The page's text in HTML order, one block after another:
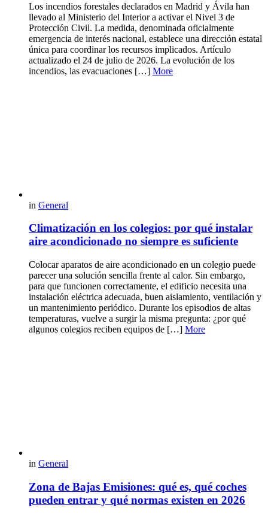
Los incendios forestales declarados en Madrid y Ávila han
llevado al Ministerio del Interior a activar el Nivel 3 de
Protección Civil. La medida, denominada oficialmente
emergencia de interés nacional, establece una dirección estatal
única para coordinar los recursos implicados. Artículo
actualizado el 24 de julio de 2026. La evolución de los
incendios, las evacuaciones […] More
in General
Climatización en los colegios: por qué instalar
aire acondicionado no siempre es suficiente
Colocar aparatos de aire acondicionado en un colegio puede
parecer una solución sencilla frente al calor. Sin embargo,
para que funcionen correctamente, el edificio necesita una
instalación eléctrica adecuada, buen aislamiento, ventilación y
un mantenimiento periódico. Durante los episodios de altas
temperaturas, vuelve a surgir la misma pregunta: ¿por qué
algunos colegios reciben equipos de […] More
in General
Zona de Bajas Emisiones: qué es, qué coches
pueden entrar y qué normas existen en 2026